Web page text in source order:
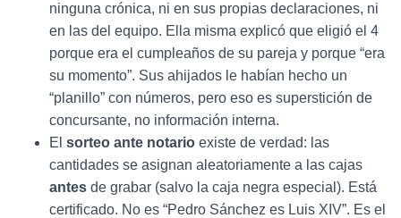
ninguna crónica, ni en sus propias declaraciones, ni
en las del equipo. Ella misma explicó que eligió el 4
porque era el cumpleaños de su pareja y porque “era
su momento”. Sus ahijados le habían hecho un
“planillo” con números, pero eso es superstición de
concursante, no información interna.
El sorteo ante notario existe de verdad: las
cantidades se asignan aleatoriamente a las cajas
antes de grabar (salvo la caja negra especial). Está
certificado. No es “Pedro Sánchez es Luis XIV”. Es el